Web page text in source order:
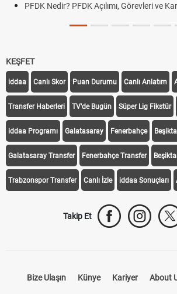
PFDK Nedir? PFDK Açılımı, Görevleri ve
KEŞFET
iddaa Canlı Skor Puan Durumu Canlı Anlatım
Transfer Haberleri TV'de Bugün Süper Lig Fikstür
iddaa Programı Galatasaray Fenerbahçe
Galatasaray Transfer Fenerbahçe Transfer
Trabzonspor Transfer Canlı İzle iddaa Sonuçları
Takip Et
Bize Ulaşın Künye Kariyer About